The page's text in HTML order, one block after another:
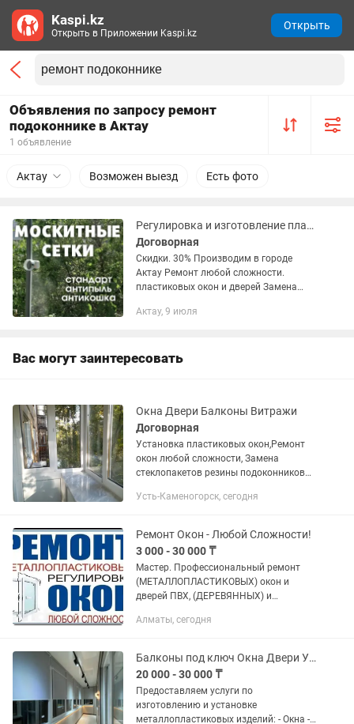
Объявления по запросу ремонт
подоконнике в Актау
1 объявление
Актау Возможен выезд Есть фото
Регулировка и изготовление пластиковых окон и дверей
Договорная
Скидки. 30% Производим в городе
Актау Ремонт любой сложности.
пластиковых окон и дверей Замена
замков Замена подоконников Замена
Актау, 9 июля
Вас могут заинтересовать
Окна Двери Балконы Витражи
Договорная
Установка пластиковых окон,Ремонт
окон любой сложности, Замена
стеклопакетов резины подоконников
Усть-Каменогорск, сегодня
Ремонт Окон - Любой Сложности!
3 000 - 30 000 ₸
Мастер. Профессиональный ремонт
(МЕТАЛЛОПЛАСТИКОВЫХ) окон и
дверей ПВХ, (ДЕРЕВЯННЫХ) и
замена фурнитуры, ремонт замков.
резина...
Алматы, сегодня
Балконы под ключ Окна Двери Установка Утепление Отделка
20 000 - 30 000 ₸
Предоставляем услуги по
изготовлению и установке
металлопластиковых изделий: - Окна -
Kaspi.kz
Открыть в Приложении Kaspi.kz
Открыть